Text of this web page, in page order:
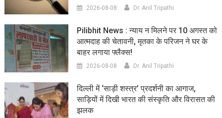
2026-08-08 Dr. Anil Tripathi
Pilibhit News : न्याय न मिलने पर 10 अगस्त को
आत्मदाह की चेतावनी, मृतका के परिजन ने घर के
बाहर लगाया फ्लैक्स!
2026-08-08 Dr. Anil Tripathi
दिल्ली में ‘साड़ी शस्त्र’ प्रदर्शनी का आगाज,
साड़ियों में दिखी भारत की संस्कृति और विरासत की
झलक